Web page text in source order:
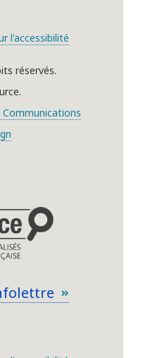
l'accessibilité
réservés.
Communications